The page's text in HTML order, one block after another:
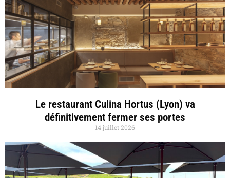
Le restaurant Culina Hortus (Lyon) va
définitivement fermer ses portes
14 juillet 2026